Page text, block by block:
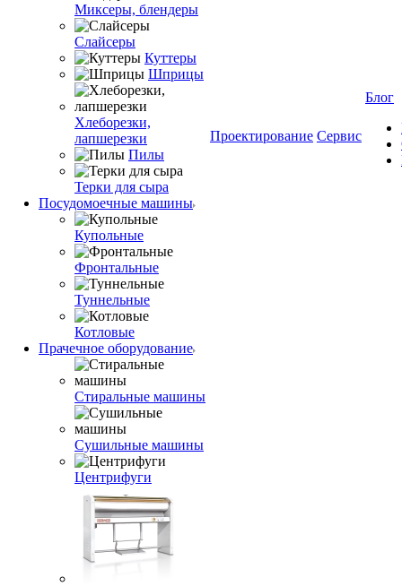
Миксеры, блендеры
Слайсеры
Куттеры
Шприцы
Хлеборезки,
лапшерезки
Пилы
Терки для сыра
Посудомоечные машины
Купольные
Фронтальные
Туннельные
Котловые
Прачечное оборудование
Стиральные машины
Сушильные машины
Центрифуги
Проектирование Сервис
Блог